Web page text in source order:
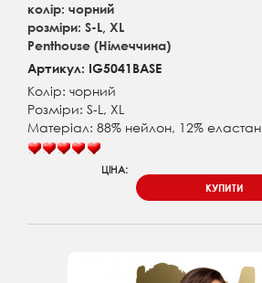
колір: чорний
розміри: S-L, XL
Penthouse (Німеччина)
Артикул: IG5041BASE
Колір: чорний
Розміри: S-L, XL
Матеріал: 88% нейлон, 12% еластан
ЦІНА:
КУПИТИ